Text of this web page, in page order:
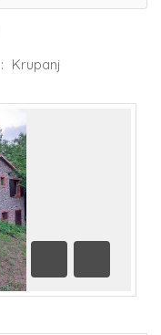
: Krupanj
Prethodna
Sledeća